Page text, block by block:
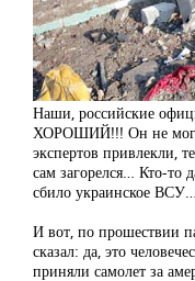
Наши, российские
ХОРОШИЙ!!! Он не мог
экспертов привлекли,
сам загорелся… Кто-то
сбило украинское
И вот, по прошествии
сказал: да, это
приняли самолет за